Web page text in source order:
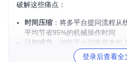
破解这些痛点：
时间压缩 ：将多平台提问流程从
平均节省95%的机械操作时间
认知减负
：消除平台切换带来
登录后查看全